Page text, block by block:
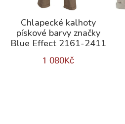
Chlapecké kalhoty
pískové barvy značky
Blue Effect 2161-2411
1 080Kč